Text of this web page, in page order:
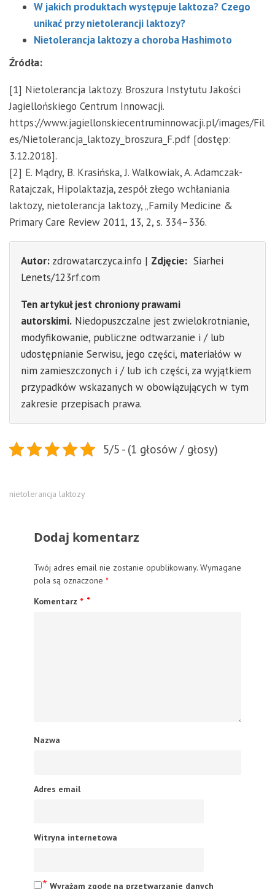
W jakich produktach występuje laktoza? Czego
unikać przy nietolerancji laktozy?
Nietolerancja laktozy a choroba Hashimoto
Źródła:
[1] Nietolerancja laktozy. Broszura Instytutu Jakości
Jagiellońskiego Centrum Innowacji.
https://www.jagiellonskiecentruminnowacji.pl/images/Fil
es/Nietolerancja_laktozy_broszura_F.pdf [dostęp:
3.12.2018].
[2] E. Mądry, B. Krasińska, J. Walkowiak, A. Adamczak-
Ratajczak, Hipolaktazja, zespół złego wchłaniania
laktozy, nietolerancja laktozy, „Family Medicine &
Primary Care Review 2011, 13, 2, s. 334–336.
Autor: zdrowatarczyca.info | Zdjęcie: Siarhei
Lenets/123rf.com
Ten artykuł jest chroniony prawami
autorskimi. Niedopuszczalne jest zwielokrotnianie,
modyfikowanie, publiczne odtwarzanie i / lub
udostępnianie Serwisu, jego części, materiałów w
nim zamieszczonych i / lub ich części, za wyjątkiem
przypadków wskazanych w obowiązujących w tym
zakresie przepisach prawa.
5/5 - (1 głosów / głosy)
nietolerancja laktozy
Dodaj komentarz
Twój adres email nie zostanie opublikowany. Wymagane
pola są oznaczone *
Komentarz *
Nazwa
Adres email
Witryna internetowa
Wyrażam zgodę na przetwarzanie danych